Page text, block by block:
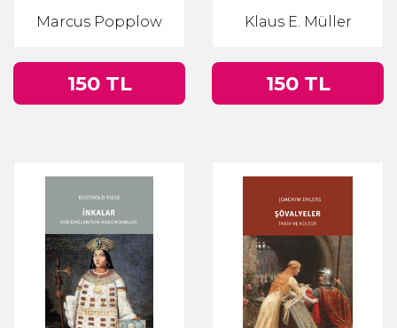
Marcus Popplow
150 TL
Klaus E. Müller
150 TL